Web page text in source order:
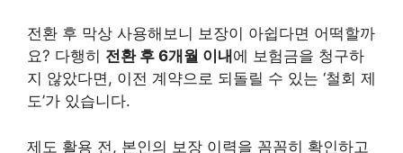
전환 후 막상 사용해보니 보장이 아쉽다면 어떡할까
요? 다행히 전환 후 6개월 이내 에 보험금을 청구하
지 않았다면, 이전 계약으로 되돌릴 수 있는 ‘철회 제
도’가 있습니다.
제도 활용 전, 본인의 보장 이력을 꼼꼼히 확인하고